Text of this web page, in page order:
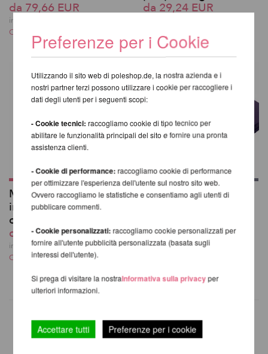
da 79,66 EUR
incl. 20 % UST escl.
Costi di spedizione
da 29,24 EUR
Montaggio sul soffitto
inclinato per XPert
con adattatore
da 181,51 EUR
incl. 20 % UST escl.
Costi di spedizione
Pole Dance e Aerial
incl. 20 % UST escl.
Costi di spedizione
Preferenze per i Cookie
Utilizzando il sito web di poleshop.de, la nostra azienda e i
nostri partner terzi possono utilizzare i cookie per raccogliere i
dati degli utenti per i seguenti scopi:
- Cookie tecnici: raccogliamo cookie di tipo tecnico per
abilitare le funzionalità principali del sito e fornire una pronta
assistenza clienti.
- Cookie di performance: raccogliamo cookie di performance
per ottimizzare l'esperienza dell'utente sul nostro sito web.
Ovvero raccogliamo le statistiche e consentiamo agli utenti di
pubblicare commenti.
- Cookie personalizzati: raccogliamo cookie personalizzati per
fornire all'utente pubblicità personalizzata (basata sugli
interessi dell'utente).
Si prega di visitare la nostraInformativa sulla privacyper
ulteriori informazioni.
Accettare tutti Preferenze per i cookie